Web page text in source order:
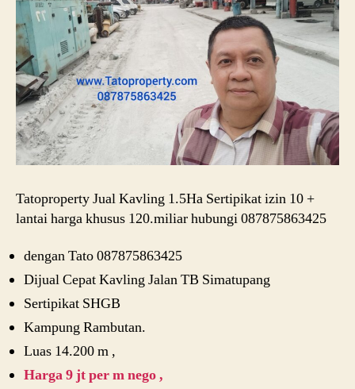
Tatoproperty Jual Kavling 1.5Ha Sertipikat izin 10 +
lantai harga khusus 120.miliar hubungi 087875863425
dengan Tato 087875863425
Dijual Cepat Kavling Jalan TB Simatupang
Sertipikat SHGB
Kampung Rambutan.
Luas 14.200 m ,
Harga 9 jt per m nego ,